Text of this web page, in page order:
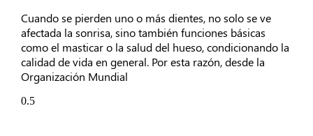
Cuando se pierden uno o más dientes, no solo se ve
afectada la sonrisa, sino también funciones básicas
como el masticar o la salud del hueso, condicionando la
calidad de vida en general. Por esta razón, desde la
Organización Mundial